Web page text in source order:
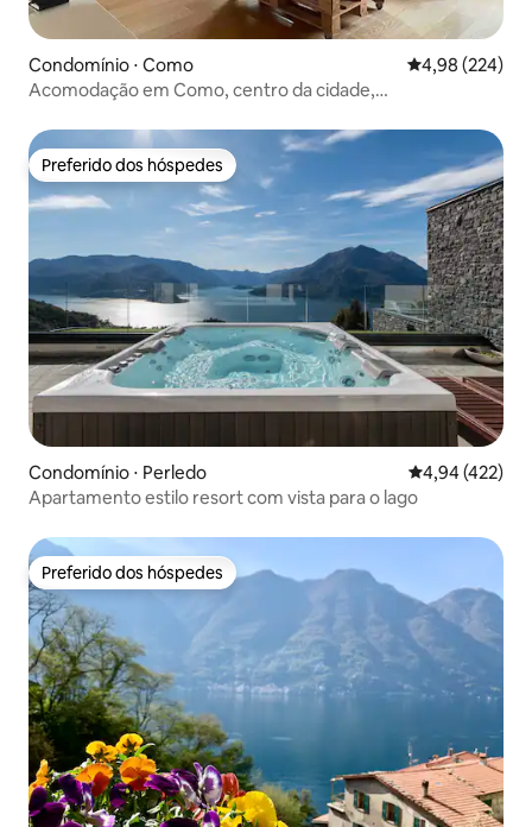
Condomínio ⋅ Como 4,98 de uma
4,98 (224)
Acomodação em Como, centro da cidade,
Preferido dos hóspedes
Preferido dos hóspedes
Condomínio ⋅ Perledo 4,94 de uma
4,94 (422)
Apartamento estilo resort com vista para o lago
Preferido dos hóspedes
Preferido dos hóspedes